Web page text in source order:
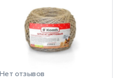
Нет отзывов